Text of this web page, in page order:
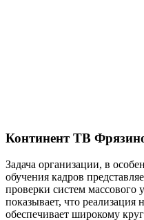
Континент ТВ
Задача организации, в
обучения кадров
проверки систем массового
показывает, что
обеспечивает широкому